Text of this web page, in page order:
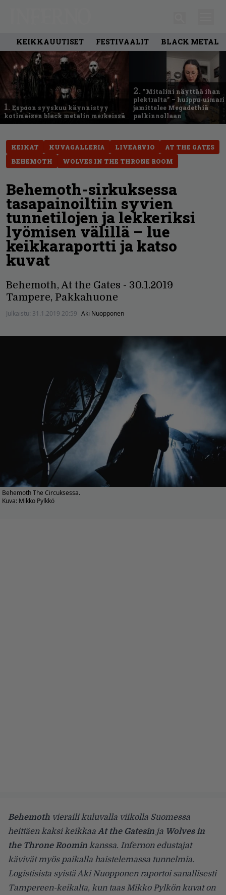
KEIKKAUUTISET FESTIVAALIT BLACK METAL
1. Espoon syyskuu käynnistyy
kotimaisen black metalin merkeissä
2. ”Mitalini näyttää ihan
plektralta” – huippu-uimari
jamittelee Megadethiä
palkinnollaan
KEIKAT KUVAGALLERIA LIVEARVIO
AT THE GATES
BEHEMOTH
WOLVES IN THE THRONE ROOM
Behemoth-sirkuksessa
tasapainoiltiin syvien
tunnetilojen ja lekkeriksi
lyömisen välillä – lue
keikkaraportti ja katso
kuvat
Behemoth, At the Gates - 30.1.2019
Tampere, Pakkahuone
Julkaistu: 31.1.2019 20:59 Aki Nuopponen
Behemoth The Circuksessa.
Kuva: Mikko Pylkkö
Behemoth vieraili kuluvalla viikolla Suomessa
heittäen kaksi keikkaa At the Gatesin ja Wolves in
the Throne Roomin kanssa. Infernon edustajat
kävivät myös paikalla haistelemassa tunnelmia.
Logistisista syistä Aki Nuopponen raportoi sanallisesti
Tampereen-keikalta, kun taas Mikko Pylkön kuvat on